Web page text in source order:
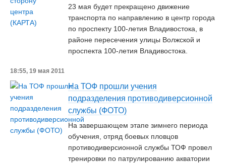
23 мая будет прекращено движение
транспорта по направлению в центр города
по проспекту 100-летия Владивостока, в
районе пересечения улицы Волжской и
проспекта 100-летия Владивостока.
18:55, 19 мая 2011
На ТОФ прошли учения
подразделения противодиверсионной
службы (ФОТО)
На завершающем этапе зимнего периода
обучения, отряд боевых пловцов
противодиверсионной службы ТОФ провел
тренировки по патрулированию акватории